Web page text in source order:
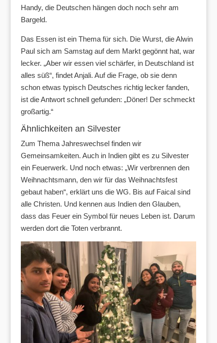
Handy, die Deutschen hängen doch noch sehr am
Bargeld.
Das Essen ist ein Thema für sich. Die Wurst, die Alwin
Paul sich am Samstag auf dem Markt gegönnt hat, war
lecker. „Aber wir essen viel schärfer, in Deutschland ist
alles süß“, findet Anjali. Auf die Frage, ob sie denn
schon etwas typisch Deutsches richtig lecker fanden,
ist die Antwort schnell gefunden: „Döner! Der schmeckt
großartig.“
Ähnlichkeiten an Silvester
Zum Thema Jahreswechsel finden wir
Gemeinsamkeiten. Auch in Indien gibt es zu Silvester
ein Feuerwerk. Und noch etwas: „Wir verbrennen den
Weihnachtsmann, den wir für das Weihnachtsfest
gebaut haben“, erklärt uns die WG. Bis auf Faical sind
alle Christen. Und kennen aus Indien den Glauben,
dass das Feuer ein Symbol für neues Leben ist. Darum
werden dort die Toten verbrannt.